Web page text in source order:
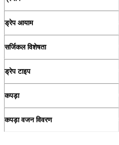
ड्रेप आयाम
सर्जिकल विशेषता
ड्रेप टाइप
कपड़ा
कपड़ा वजन विवरण